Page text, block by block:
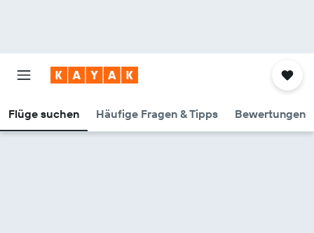
Flüge suchen Häufige Fragen & Tipps Bewertungen